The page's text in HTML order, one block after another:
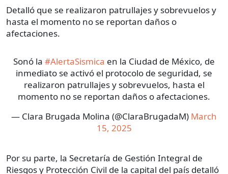
Detalló que se realizaron patrullajes y sobrevuelos y
hasta el momento no se reportan daños o
afectaciones.
Sonó la #AlertaSismica en la Ciudad de México, de
inmediato se activó el protocolo de seguridad, se
realizaron patrullajes y sobrevuelos, hasta el
momento no se reportan daños o afectaciones.
— Clara Brugada Molina (@ClaraBrugadaM) March
15, 2025
Por su parte, la Secretaría de Gestión Integral de
Riesgos y Protección Civil de la capital del país detalló